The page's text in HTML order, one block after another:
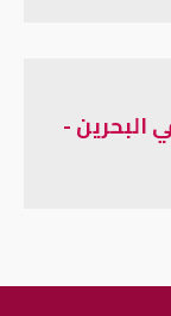
البحرين -